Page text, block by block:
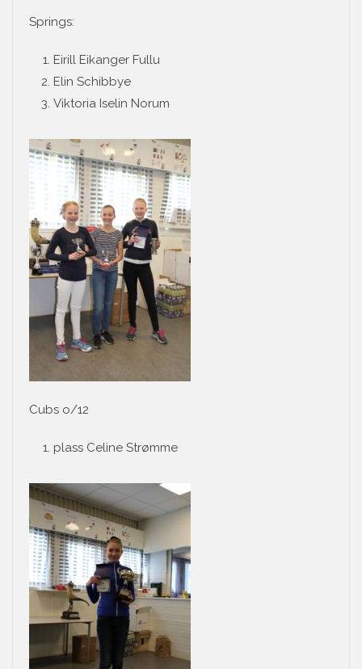
Springs:
Eirill Eikanger Fullu
Elin Schibbye
Viktoria Iselin Norum
Cubs o/12
plass Celine Strømme